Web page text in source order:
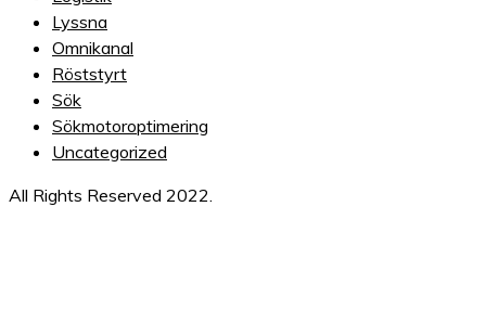
Lyssna
Omnikanal
Röststyrt
Sök
Sökmotoroptimering
Uncategorized
All Rights Reserved 2022.